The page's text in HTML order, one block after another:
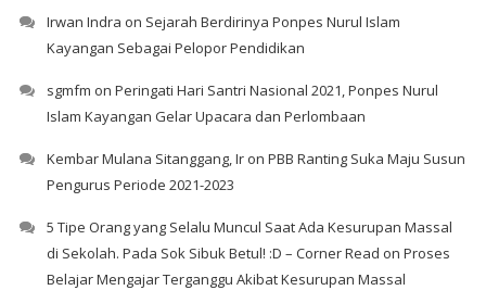
Irwan Indra on Sejarah Berdirinya Ponpes Nurul Islam
Kayangan Sebagai Pelopor Pendidikan
sgmfm on Peringati Hari Santri Nasional 2021, Ponpes Nurul
Islam Kayangan Gelar Upacara dan Perlombaan
Kembar Mulana Sitanggang, Iron PBB Ranting Suka Maju Susun
Pengurus Periode 2021-2023
5 Tipe Orang yang Selalu Muncul Saat Ada Kesurupan Massal
di Sekolah. Pada Sok Sibuk Betul! :D – Corner Read on Proses
Belajar Mengajar Terganggu Akibat Kesurupan Massal